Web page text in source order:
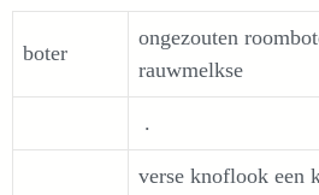
boter
ongezouten
rauwmelkse
.
verse knoflook een